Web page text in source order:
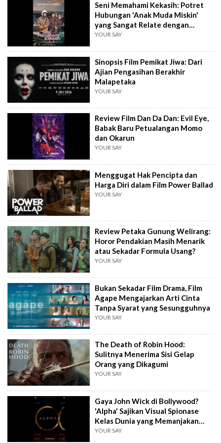
Seni Memahami Kekasih: Potret
Hubungan 'Anak Muda Miskin'
yang Sangat Relate dengan
Kehidupan Nyata
YOUR SAY
Sinopsis Film Pemikat Jiwa: Dari
Ajian Pengasihan Berakhir
Malapetaka
YOUR SAY
Review Film Dan Da Dan: Evil Eye,
Babak Baru Petualangan Momo
dan Okarun
YOUR SAY
Menggugat Hak Pencipta dan
Harga Diri dalam Film Power Ballad
YOUR SAY
Review Petaka Gunung Welirang:
Horor Pendakian Masih Menarik
atau Sekadar Formula Usang?
YOUR SAY
Bukan Sekadar Film Drama, Film
Agape Mengajarkan Arti Cinta
Tanpa Syarat yang Sesungguhnya
YOUR SAY
The Death of Robin Hood:
Sulitnya Menerima Sisi Gelap
Orang yang Dikagumi
YOUR SAY
Gaya John Wick di Bollywood?
'Alpha' Sajikan Visual Spionase
Kelas Dunia yang Memanjakan
Mata
YOUR SAY